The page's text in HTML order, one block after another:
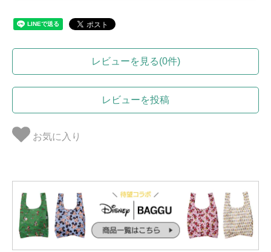
レビューを見る(0件)
レビューを投稿
お気に入り